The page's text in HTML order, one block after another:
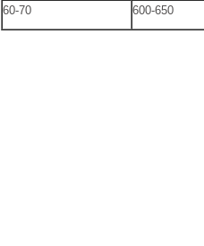
60-70 600-650